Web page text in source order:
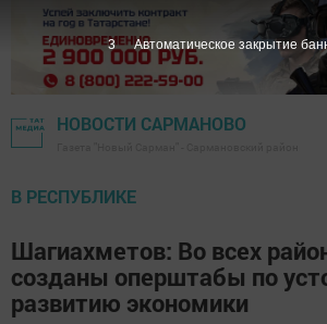
НОВОСТИ САРМАНОВО
В РЕСПУБЛИКЕ
Шагиахметов: Во всех
созданы оперштабы по
развитию экономики
2 Автоматическое закрытие